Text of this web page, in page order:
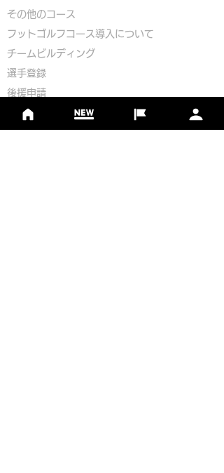
​その他のコース
​ フットゴルフコース導入について
​チームビルディング
選手登録​
​後援申請
​イベント依頼
プライバシーポリシー